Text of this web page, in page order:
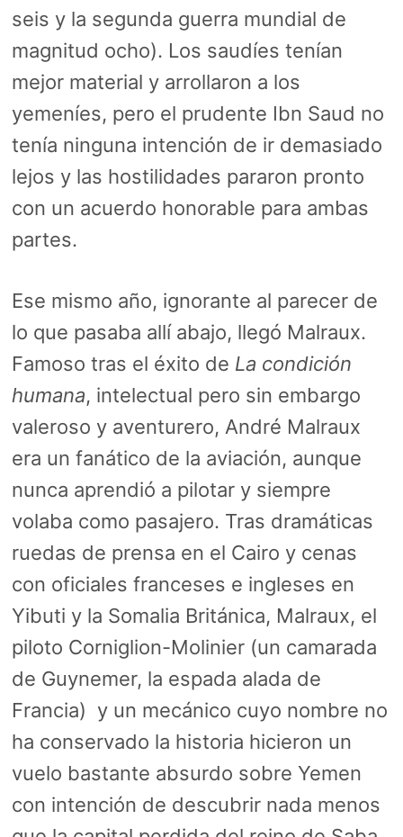
seis y la segunda guerra mundial de
magnitud ocho). Los saudíes tenían
mejor material y arrollaron a los
yemeníes, pero el prudente Ibn Saud no
tenía ninguna intención de ir demasiado
lejos y las hostilidades pararon pronto
con un acuerdo honorable para ambas
partes.
Ese mismo año, ignorante al parecer de
lo que pasaba allí abajo, llegó Malraux.
Famoso tras el éxito de La condición
humana, intelectual pero sin embargo
valeroso y aventurero, André Malraux
era un fanático de la aviación, aunque
nunca aprendió a pilotar y siempre
volaba como pasajero. Tras dramáticas
ruedas de prensa en el Cairo y cenas
con oficiales franceses e ingleses en
Yibuti y la Somalia Británica, Malraux, el
piloto Corniglion-Molinier (un camarada
de Guynemer, la espada alada de
Francia) y un mecánico cuyo nombre no
ha conservado la historia hicieron un
vuelo bastante absurdo sobre Yemen
con intención de descubrir nada menos